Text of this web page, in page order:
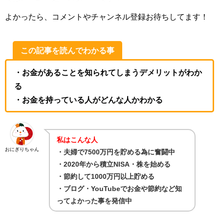
よかったら、コメントやチャンネル登録お待ちしてます！
この記事を読んでわかる事
・お金があることを知られてしまうデメリットがわか
る
・お金を持っている人がどんな人かわかる
おにぎりちゃん
私はこんな人
・夫婦で7500万円を貯める為に奮闘中
・2020年から積立NISA・株を始める
・節約して1000万円以上貯める
・ブログ・YouTubeでお金や節約など知
ってよかった事を発信中